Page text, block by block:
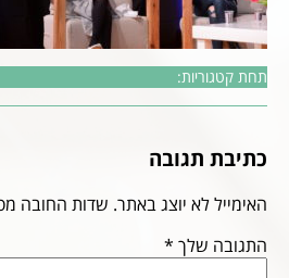
תחת קטגוריות:
כתיבת תגובה
האימייל לא יוצג באתר. שדות החובה
התגובה שלך *